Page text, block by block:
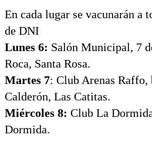
En cada lugar se vacunarán a
de DNI
Lunes 6: Salón Municipal, 7
Roca, Santa Rosa.
Martes 7: Club Arenas
Calderón, Las Catitas.
Miércoles 8: Club La
Dormida.